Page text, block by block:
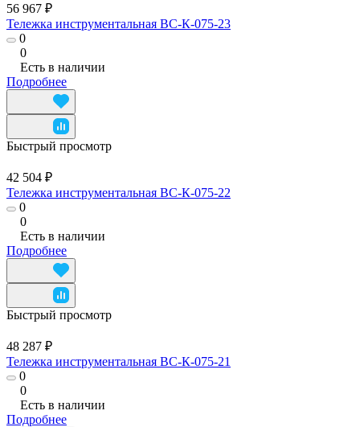
56 967 ₽
Тележка инструментальная ВС-К-075-23
0
0
Есть в наличии
Подробнее
Быстрый просмотр
42 504 ₽
Тележка инструментальная ВС-К-075-22
0
0
Есть в наличии
Подробнее
Быстрый просмотр
48 287 ₽
Тележка инструментальная ВС-К-075-21
0
0
Есть в наличии
Подробнее